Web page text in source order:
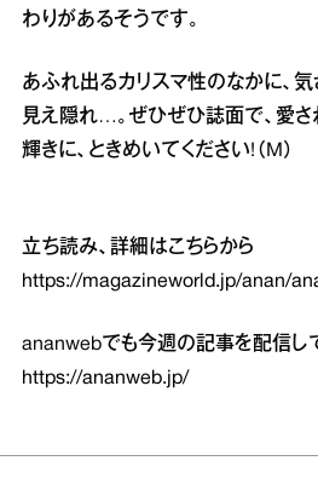
わりがあるそうです。
あふれ出るカリスマ性のなかに、気
見え隠れ…。ぜひぜひ誌面で、愛さ
輝きに、ときめいてください!（M）
立ち読み、詳細はこちらから
https://magazineworld.jp/anan/
ananwebでも今週の記事を配信し
https://ananweb.jp/